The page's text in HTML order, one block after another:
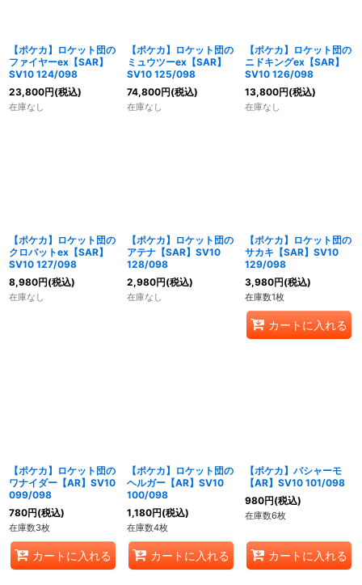
【ポケカ】ロケット団の
ファイヤーex【SAR】
SV10 124/098
23,800円(税込)
在庫なし
【ポケカ】ロケット団の
ミュウツーex【SAR】
SV10 125/098
74,800円(税込)
在庫なし
【ポケカ】ロケット団の
ニドキングex【SAR】
SV10 126/098
13,800円(税込)
在庫なし
【ポケカ】ロケット団の
クロバットex【SAR】
SV10 127/098
8,980円(税込)
在庫なし
【ポケカ】ロケット団の
アテナ【SAR】SV10
128/098
2,980円(税込)
在庫なし
【ポケカ】ロケット団の
サカキ【SAR】SV10
129/098
3,980円(税込)
在庫数1枚
カートに入れる
【ポケカ】ロケット団の
ワナイダー【AR】SV10
099/098
780円(税込)
在庫数3枚
カートに入れる
【ポケカ】ロケット団の
ヘルガー【AR】SV10
100/098
1,180円(税込)
在庫数4枚
カートに入れる
【ポケカ】バシャーモ
【AR】SV10 101/098
980円(税込)
在庫数6枚
カートに入れる